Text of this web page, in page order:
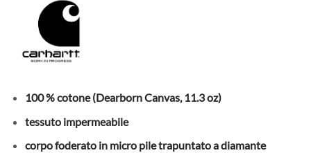
100 % cotone (Dearborn Canvas, 11.3 oz)
tessuto impermeabile
corpo foderato in micro pile trapuntato a diamante